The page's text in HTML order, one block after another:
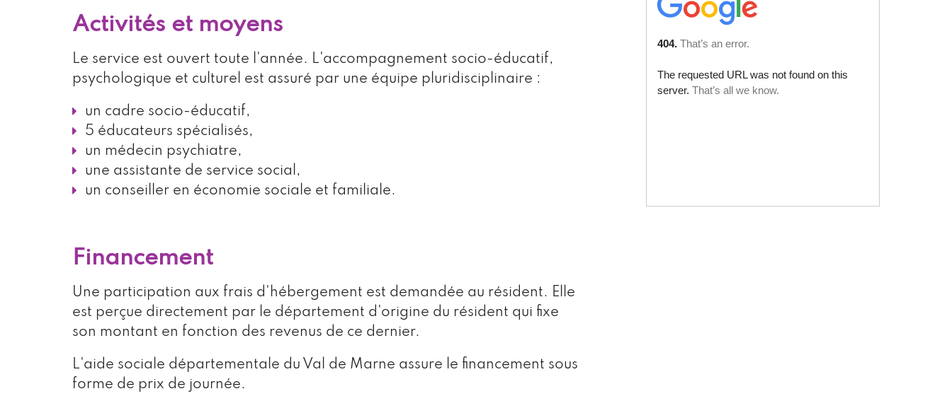
Activités et moyens
Le service est ouvert toute l'année. L'accompagnement socio-éducatif,
psychologique et culturel est assuré par une équipe pluridisciplinaire :
un cadre socio-éducatif,
5 éducateurs spécialisés,
un médecin psychiatre,
une assistante de service social,
un conseiller en économie sociale et familiale.
Financement
Une participation aux frais d'hébergement est demandée au résident. Elle
est perçue directement par le département d'origine du résident qui fixe
son montant en fonction des revenus de ce dernier.
L'aide sociale départementale du Val de Marne assure le financement sous
forme de prix de journée.